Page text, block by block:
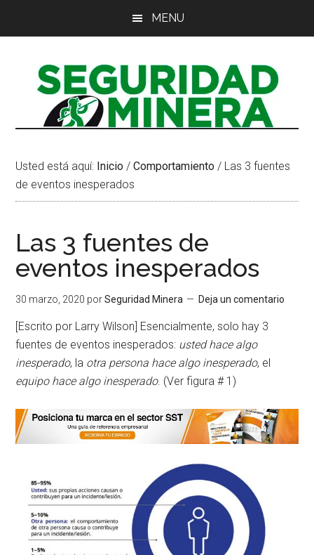
principal
MENU
Usted está aquí: Inicio / Comportamiento / Las 3 fuentes
de eventos inesperados
Las 3 fuentes de
eventos inesperados
30 marzo, 2020 porSeguridad Minera Deja un comentario
[Escrito por Larry Wilson] Esencialmente, solo hay 3
fuentes de eventos inesperados: usted hace algo
inesperado, la otra persona hace algo inesperado, el
equipo hace algo inesperado. (Ver figura # 1)